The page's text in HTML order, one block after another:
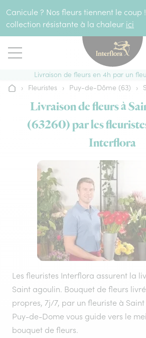
Canicule ? Nos fleurs tiennent le coup
collection résistante à la chaleur ici
Livraison de fleurs en 4h par un
Accueil
› Fleuristes › Puy-de-Dôme (63) ›
Livraison de fleurs à
(63260) par les
Interflora
Les fleuristes Interflora assurent la
Saint agoulin. Bouquet de fleurs
propres, 7j/7, par un fleuriste à
Puy-de-Dome vous guide vers le
bouquet de fleurs.